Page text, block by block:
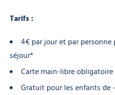
Tarifs :
4€ par jour et par
séjour*
Carte main-libre obligatoire
Gratuit pour les enfants de